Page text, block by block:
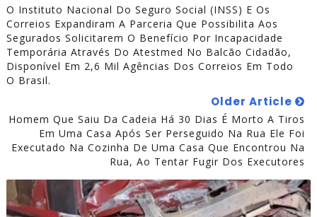
O Instituto Nacional Do Seguro Social (INSS) E Os
Correios Expandiram A Parceria Que Possibilita Aos
Segurados Solicitarem O Benefício Por Incapacidade
Temporária Através Do Atestmed No Balcão Cidadão,
Disponível Em 2,6 Mil Agências Dos Correios Em Todo
O Brasil.
Older Article
Homem Que Saiu Da Cadeia Há 30 Dias É Morto A Tiros
Em Uma Casa Após Ser Perseguido Na Rua Ele Foi
Executado Na Cozinha De Uma Casa Que Encontrou Na
Rua, Ao Tentar Fugir Dos Executores